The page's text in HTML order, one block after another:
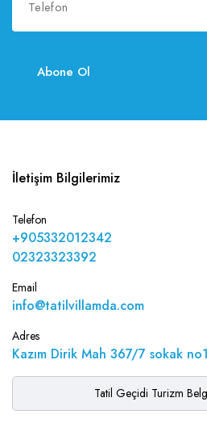
Abone Ol
İletişim Bilgilerimiz
Telefon
+905332012342
02323323392
Email
info@tatilvillamda.com
Adres
Kazım Dirik Mah 367/7 sokak
Tatil Geçidi Turizm